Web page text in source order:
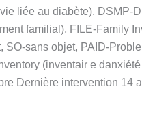
liée au diabète),
familial), FILE-Family
sans objet, PAID-
(inventair e
Dernière intervention 14